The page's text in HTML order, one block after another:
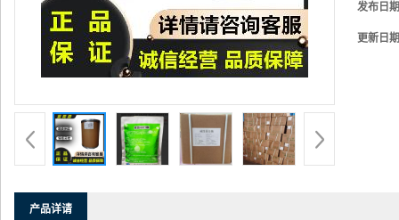
发布日
更新日
产品详请